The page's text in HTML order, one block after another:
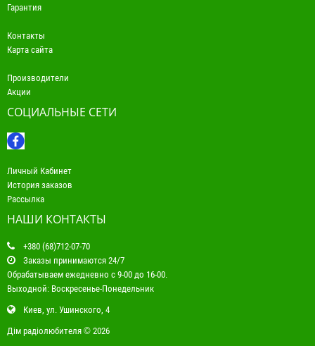
Гарантия
Контакты
Карта сайта
Производители
Акции
СОЦИАЛЬНЫЕ СЕТИ
Личный Кабинет
История заказов
Рассылка
НАШИ КОНТАКТЫ
+380 (68)712-07-70
Заказы принимаются 24/7
Обрабатываем ежедневно с 9-00 до 16-00.
Выходной: Воскресенье-Понедельник
Киев, ул. Ушинского, 4
Дім радіолюбителя © 2026